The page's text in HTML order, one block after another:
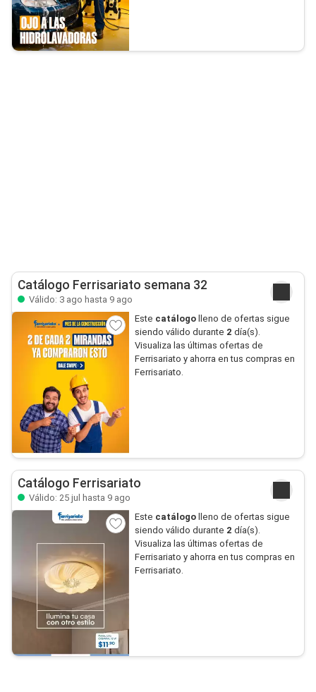
Catálogo Ferrisariato semana 32
Válido: 3 ago hasta 9 ago
Este catálogo lleno de ofertas sigue
siendo válido durante 2 día(s).
Visualiza las últimas ofertas de
Ferrisariato y ahorra en tus compras en
Ferrisariato.
Catálogo Ferrisariato
Válido: 25 jul hasta 9 ago
Este catálogo lleno de ofertas sigue
siendo válido durante 2 día(s).
Visualiza las últimas ofertas de
Ferrisariato y ahorra en tus compras en
Ferrisariato.